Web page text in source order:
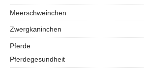
Meerschweinchen
Zwergkaninchen
Pferde
Pferdegesundheit